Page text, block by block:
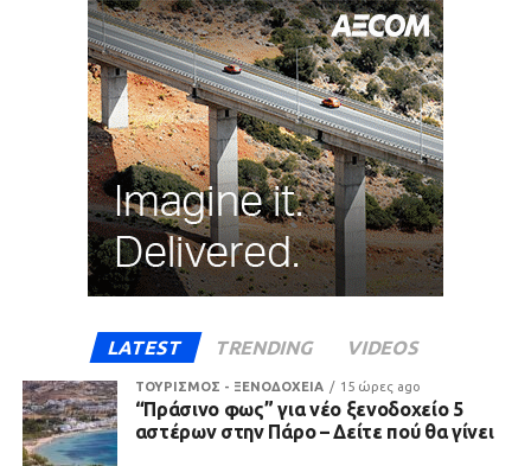
LATEST TRENDING VIDEOS
ΤΟΥΡΙΣΜΟΣ - ΞΕΝΟΔΟΧΕΙΑ 15 ώρες ago
“Πράσινο φως” για νέο ξενοδοχείο 5
αστέρων στην Πάρο – Δείτε πού θα γίνει